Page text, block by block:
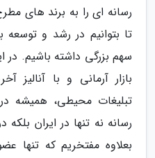
رسانه ای را به برند های
تا بتوانیم در رشد و توسعه
سهم بزرگی داشته باشیم. در
بازار آرمانی و با آنالیز
تبلیغات محیطی، همیشه
رسانه نه تنها در ایران
بعلاوه مفتخریم که تنها